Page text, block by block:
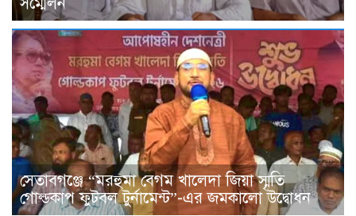
সেতাবগঞ্জে “মরহুমা বেগম খালেদা জিয়া স্মৃতি
গোল্ডকাপ ফুটবল টুর্নামেন্ট”-এর জমকালো উদ্বোধন